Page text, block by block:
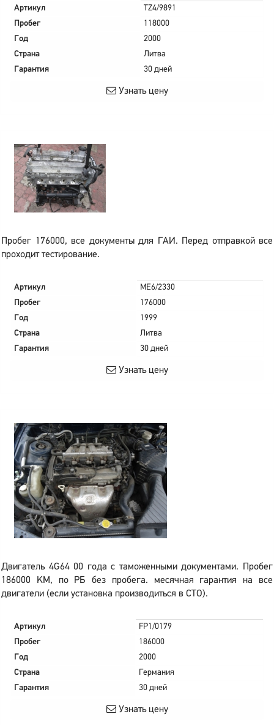
Артикул
TZ4/9891
Пробег
118000
Год
2000
Страна
Литва
Гарантия
30 дней
Узнать цену
Пробег 176000, все документы для ГАИ. Перед отправкой все
проходит тестирование.
Артикул
ME6/2330
Пробег
176000
Год
1999
Страна
Литва
Гарантия
30 дней
Узнать цену
Двигатель 4G64 00 года с таможенными документами. Пробег
186000 KM, по РБ без пробега. месячная гарантия на все
двигатели (если установка производиться в СТО).
Артикул
FP1/0179
Пробег
186000
Год
2000
Страна
Германия
Гарантия
30 дней
Узнать цену